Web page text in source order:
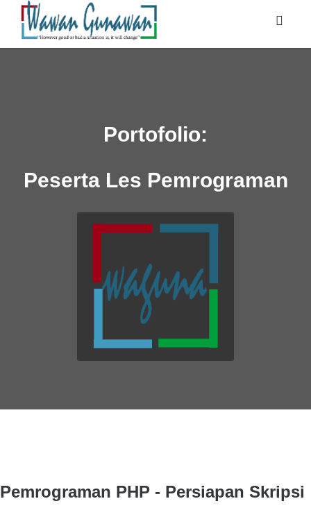
Portofolio:
Peserta Les Pemrograman
Pemrograman PHP - Persiapan Skripsi